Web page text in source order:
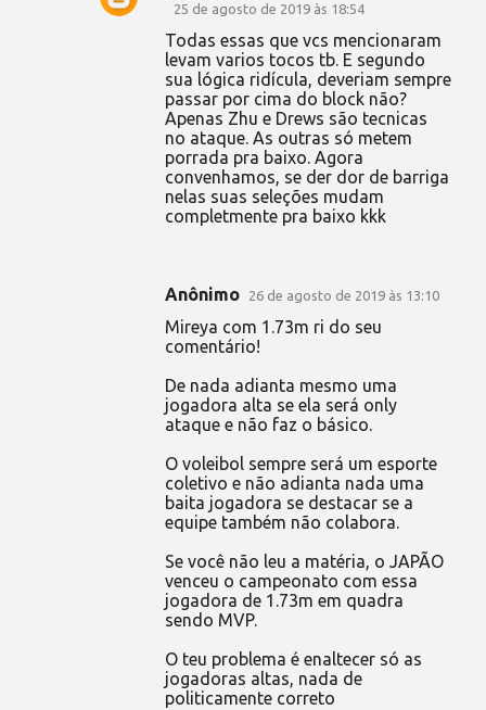
25 de agosto de 2019 às 18:54
Todas essas que vcs mencionaram
levam varios tocos tb. E segundo
sua lógica ridícula, deveriam sempre
passar por cima do block não?
Apenas Zhu e Drews são tecnicas
no ataque. As outras só metem
porrada pra baixo. Agora
convenhamos, se der dor de barriga
nelas suas seleções mudam
completmente pra baixo kkk
Anônimo 26 de agosto de 2019 às 13:10
Mireya com 1.73m ri do seu
comentário!
De nada adianta mesmo uma
jogadora alta se ela será only
ataque e não faz o básico.
O voleibol sempre será um esporte
coletivo e não adianta nada uma
baita jogadora se destacar se a
equipe também não colabora.
Se você não leu a matéria, o JAPÃO
venceu o campeonato com essa
jogadora de 1.73m em quadra
sendo MVP.
O teu problema é enaltecer só as
jogadoras altas, nada de
politicamente correto